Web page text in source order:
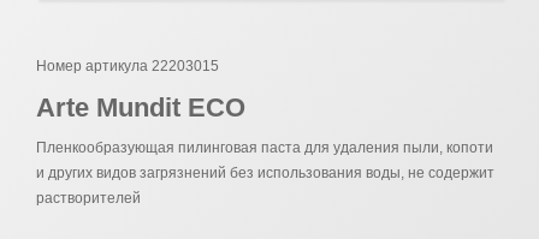
Номер артикула 22203015
Arte Mundit ECO
Пленкообразующая пилинговая паста для удаления пыли, копоти
и других видов загрязнений без использования воды, не содержит
растворителей